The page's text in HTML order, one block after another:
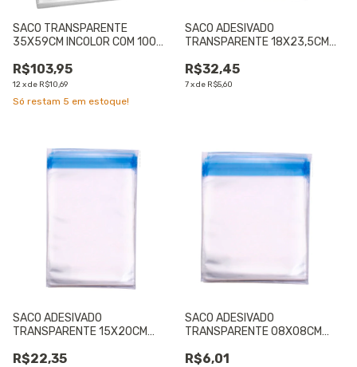
SACO TRANSPARENTE
35X59CM INCOLOR COM 100
R$103,95
12xde R$10,69
Só restam 5 em estoque!
SACO ADESIVADO
TRANSPARENTE 18X23,5CM
UNIDADE
R$32,45
7xde R$5,60
SACO ADESIVADO
TRANSPARENTE 15X20CM
01 UNIDADE
R$22,35
SACO ADESIVADO
TRANSPARENTE 08X08CM
UNIDADE
R$6,01